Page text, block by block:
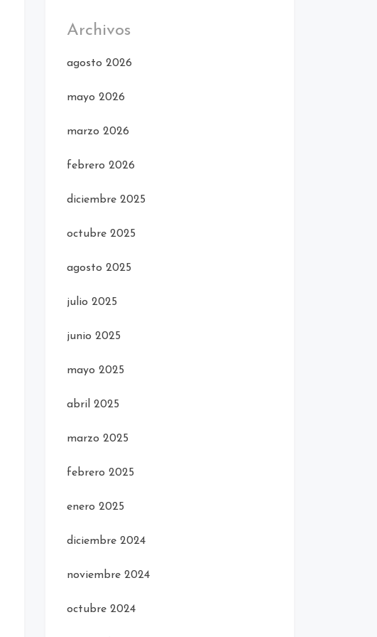
Archivos
agosto 2026
mayo 2026
marzo 2026
febrero 2026
diciembre 2025
octubre 2025
agosto 2025
julio 2025
junio 2025
mayo 2025
abril 2025
marzo 2025
febrero 2025
enero 2025
diciembre 2024
noviembre 2024
octubre 2024